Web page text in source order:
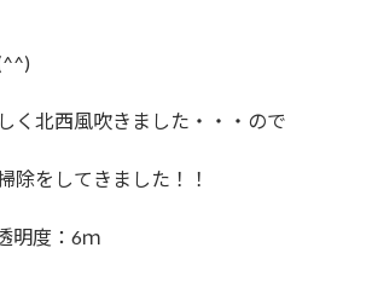
く北西風吹きました・・・ので
除をしてきました！！
度：6ｍ